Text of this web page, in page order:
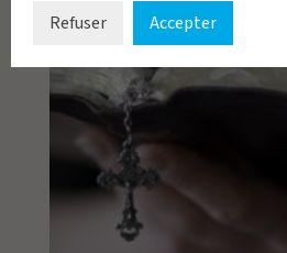
Refuser Accepter